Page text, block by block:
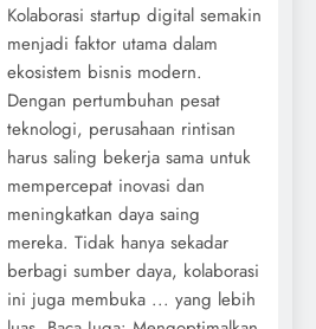
Kolaborasi startup digital semakin
menjadi faktor utama dalam
ekosistem bisnis modern.
Dengan pertumbuhan pesat
teknologi, perusahaan rintisan
harus saling bekerja sama untuk
mempercepat inovasi dan
meningkatkan daya saing
mereka. Tidak hanya sekadar
berbagi sumber daya, kolaborasi
ini juga membuka ... yang lebih